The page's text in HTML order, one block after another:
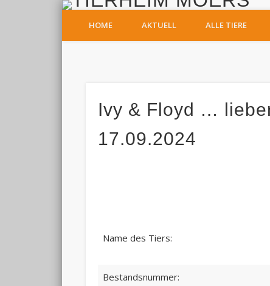
HOME AKTUELL ALLE TIERE
Ivy & Floyd …
17.09.2024
Name des Tiers:
Bestandsnummer: